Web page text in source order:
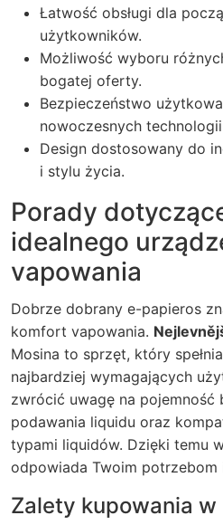
Łatwość obsługi dla
użytkowników.
Możliwość wyboru
bogatej oferty.
Bezpieczeństwo
nowoczesnych
Design dostosowany do
i stylu życia.
Porady
idealnego
vapowania
Dobrze dobrany e-papieros
komfort vapowania.
Mosina to sprzęt, który
najbardziej wymagających
zwrócić uwagę na pojemność
podawania liquidu oraz
typami liquidów. Dzięki temu
odpowiada Twoim potrzebom
Zalety kupowania w